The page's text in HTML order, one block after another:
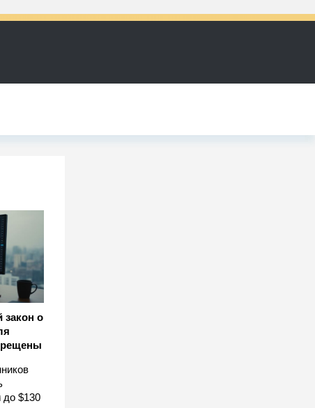
закон о
до $130